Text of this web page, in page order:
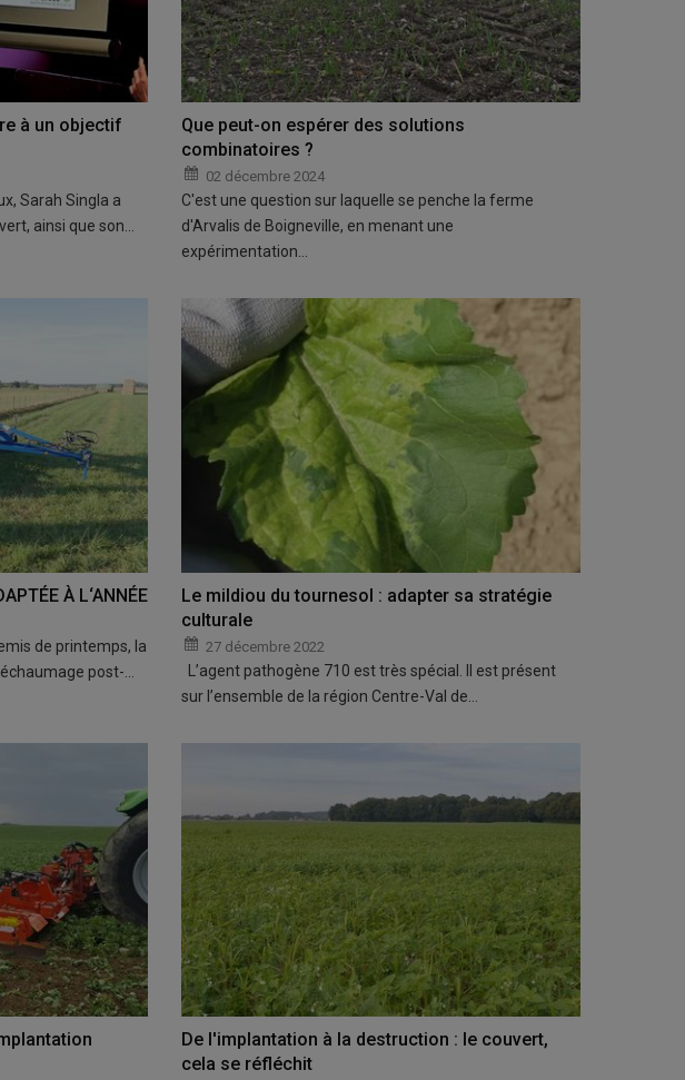
à un objectif
Sarah Singla a
ainsi que son…
Que peut-on espérer des solutions
combinatoires ?
02 décembre 2024
C'est une question sur laquelle se penche la ferme
d'Arvalis de Boigneville, en menant une
expérimentation…
À L‘ANNÉE
de printemps, la
post-…
Le mildiou du tournesol : adapter sa stratégie
culturale
27 décembre 2022
L’agent pathogène 710 est très spécial. Il est présent
sur l’ensemble de la région Centre-Val de…
De l'implantation à la destruction : le couvert,
cela se réfléchit